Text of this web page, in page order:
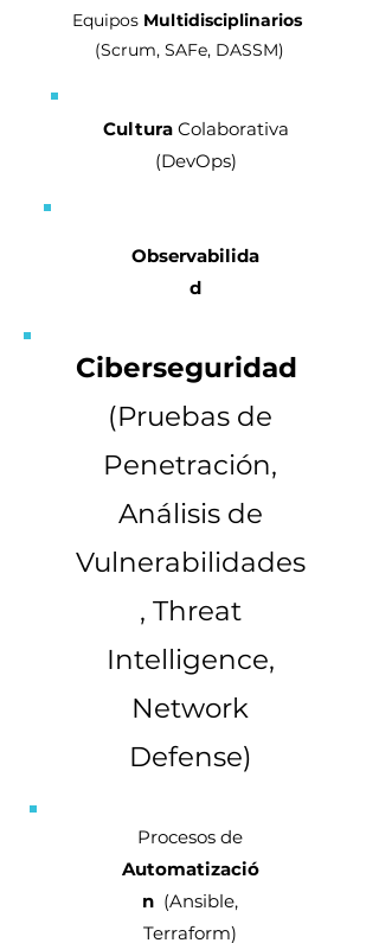
Equipos Multidisciplinarios
(Scrum, SAFe, DASSM)
Cultura Colaborativa
(DevOps)
Observabilida
d
Ciberseguridad
(Pruebas de
Penetración,
Análisis de
Vulnerabilidades
, Threat
Intelligence,
Network
Defense)
Procesos de
Automatizació
n (Ansible,
Terraform)